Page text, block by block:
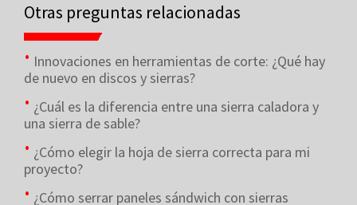
Otras preguntas relacionadas
Innovaciones en herramientas de corte: ¿Qué hay
de nuevo en discos y sierras?
¿Cuál es la diferencia entre una sierra caladora y
una sierra de sable?
¿Cómo elegir la hoja de sierra correcta para mi
proyecto?
¿Cómo serrar paneles sándwich con sierras